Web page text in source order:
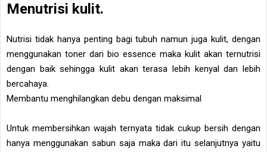
Menutrisi kulit.
Nutrisi tidak hanya penting bagi tubuh namun juga kulit, dengan
menggunakan toner dari bio essence maka kulit akan ternutrisi
dengan baik sehingga kulit akan terasa lebih kenyal dan lebih
bercahaya.
Membantu menghilangkan debu dengan maksimal
Untuk membersihkan wajah ternyata tidak cukup bersih dengan
hanya menggunakan sabun saja maka dari itu selanjutnya yaitu